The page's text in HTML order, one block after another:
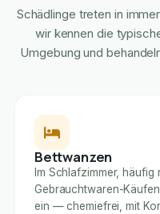
Schädlinge treten in
wir kennen die
Umgebung und
Bettwanzen
Im Schlafzimmer, häufig
Gebrauchtwaren-
ein — chemiefrei, mit